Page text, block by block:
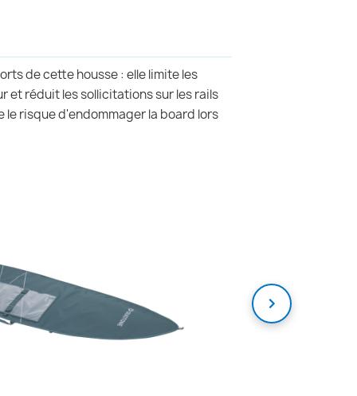
de cette housse : elle limite les
et réduit les sollicitations sur les rails
risque d'endommager la board lors